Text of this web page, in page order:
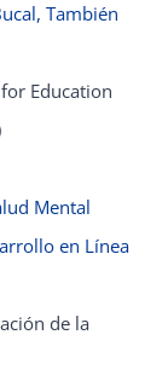
También
Education
Mental
en Línea
de la